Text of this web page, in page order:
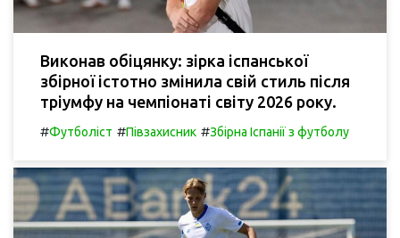
Виконав обіцянку: зірка іспанської
збірної істотно змінила свій стиль після
тріумфу на чемпіонаті світу 2026 року.
#Футболіст #Півзахисник #Збірна Іспанії з футболу